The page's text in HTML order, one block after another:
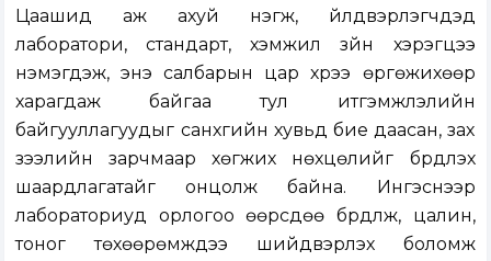
Цаашид аж ахуй нэгж, үйлдвэрлэгчдэд
лаборатори, стандарт, хэмжил зүйн хэрэгцээ
нэмэгдэж, энэ салбарын цар хүрээ өргөжихөөр
харагдаж байгаа тул итгэмжлэлийн
байгууллагуудыг санхүүгийн хувьд бие даасан, зах
зээлийн зарчмаар хөгжих нөхцөлийг бүрдүүлэх
шаардлагатайг онцолж байна. Ингэснээр
лабораториуд орлогоо өөрсдөө бүрдүүлж, цалин,
тоног төхөөрөмжүүдээ шийдвэрлэх боломж